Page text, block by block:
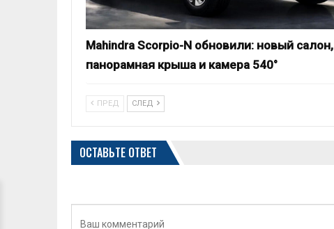
Mahindra Scorpio-N обновили: новый салон,
панорамная крыша и камера 540°
ПРЕД СЛЕД
ОСТАВЬТЕ ОТВЕТ